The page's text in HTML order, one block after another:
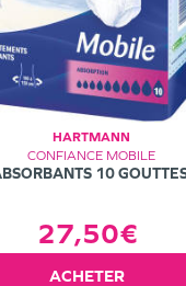
HARTMANN
CONFIANCE MOBILE
10
27,50€
ACHETER